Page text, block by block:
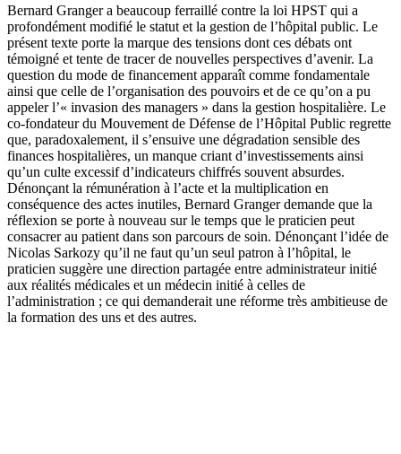
Bernard Granger a beaucoup ferraillé contre la loi HPST qui a
profondément modifié le statut et la gestion de l’hôpital public. Le
présent texte porte la marque des tensions dont ces débats ont
témoigné et tente de tracer de nouvelles perspectives d’avenir. La
question du mode de financement apparaît comme fondamentale
ainsi que celle de l’organisation des pouvoirs et de ce qu’on a pu
appeler l’« invasion des managers » dans la gestion hospitalière. Le
co-fondateur du Mouvement de Défense de l’Hôpital Public regrette
que, paradoxalement, il s’ensuive une dégradation sensible des
finances hospitalières, un manque criant d’investissements ainsi
qu’un culte excessif d’indicateurs chiffrés souvent absurdes.
Dénonçant la rémunération à l’acte et la multiplication en
conséquence des actes inutiles, Bernard Granger demande que la
réflexion se porte à nouveau sur le temps que le praticien peut
consacrer au patient dans son parcours de soin. Dénonçant l’idée de
Nicolas Sarkozy qu’il ne faut qu’un seul patron à l’hôpital, le
praticien suggère une direction partagée entre administrateur initié
aux réalités médicales et un médecin initié à celles de
l’administration ; ce qui demanderait une réforme très ambitieuse de
la formation des uns et des autres.